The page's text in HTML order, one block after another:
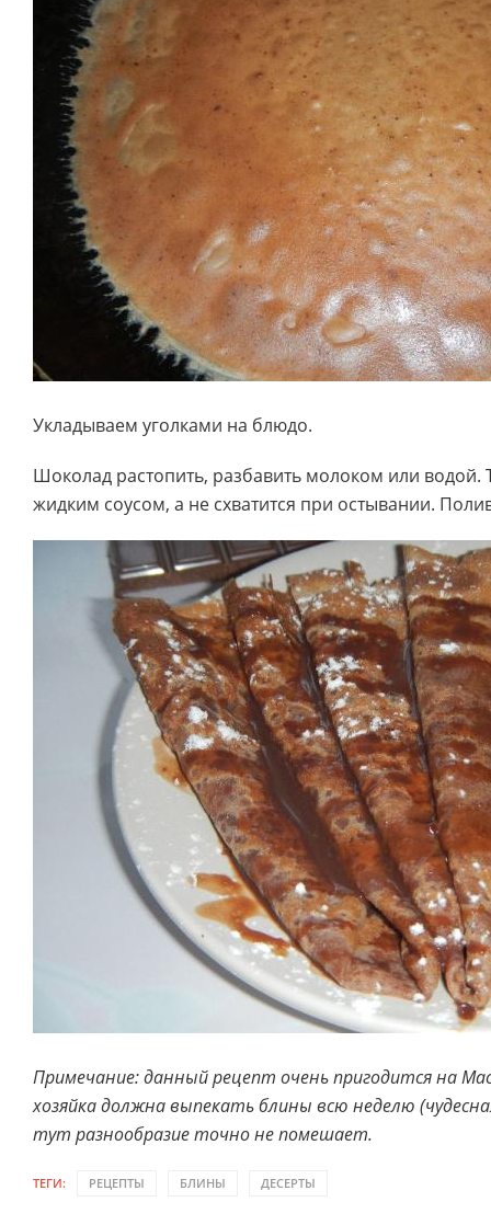
Укладываем уголками на блюдо.
Шоколад растопить, разбавить молоком или водой.
жидким соусом, а не схватится при остывании.
Примечание: данный рецепт очень пригодится на
хозяйка должна выпекать блины всю неделю
тут разнообразие точно не помешает.
ТЕГИ: РЕЦЕПТЫ БЛИНЫ ДЕСЕРТЫ